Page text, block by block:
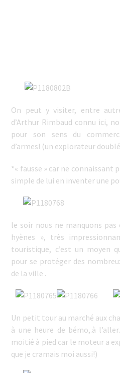
On peut y visiter, entre
d’Arthur Rimbaud connu ici,
pour son sens du
d’armes! (un explorateur
*« fausse » car ne connaissant
simple de lui en inventer une
le soir nous ne manquons pas
hyènes », très
touristique, c’est un moyen
pour se protéger des
de la ville .
Un petit tour au marché aux
à une heure de bémo,.à
moitié à pied car le moteur a
que je cramais moi aussi!)